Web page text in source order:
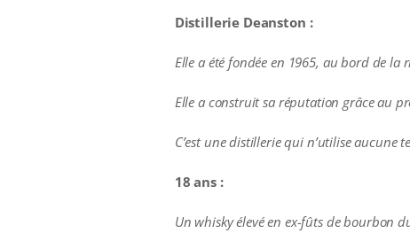
Distillerie Deanston :
Elle a été fondée en 1965, au bord de la
Elle a construit sa réputation grâce au
C’est une distillerie qui n’utilise
18 ans :
Un whisky élevé en ex-fûts de bourbon